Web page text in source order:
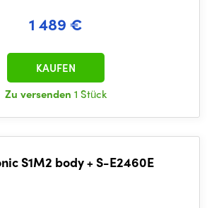
1 489 €
Zu versenden 1 Stück
KAUFEN
S1M2 body + S-E2460E